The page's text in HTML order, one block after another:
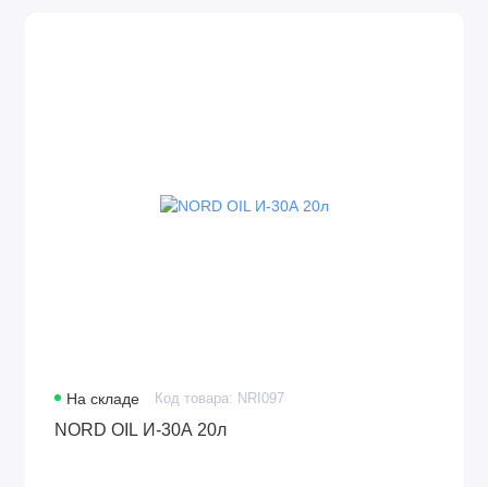
На складе Код товара: NRI097
NORD OIL И-30А 20л